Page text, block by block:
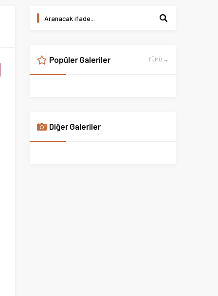
Popüler Galeriler TÜMÜ →
Diğer Galeriler